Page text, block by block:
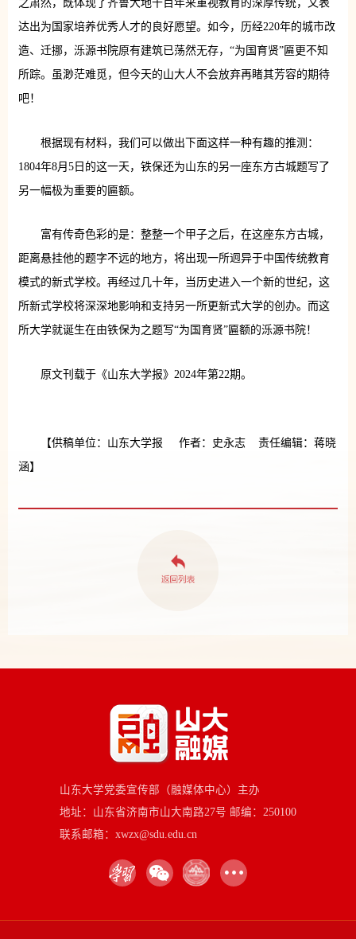
之肃然，既体现了齐鲁大地千百年来重视教育的深厚传统，又表
达出为国家培养优秀人才的良好愿望。如今，历经220年的城市改
造、迁挪，泺源书院原有建筑已荡然无存，“为国育贤”匾更不知
所踪。虽渺茫难觅，但今天的山大人不会放弃再睹其芳容的期待
吧！
根据现有材料，我们可以做出下面这样一种有趣的推测：
1804年8月5日的这一天，铁保还为山东的另一座东方古城题写了
另一幅极为重要的匾额。
富有传奇色彩的是：整整一个甲子之后，在这座东方古城，
距离悬挂他的题字不远的地方，将出现一所迥异于中国传统教育
模式的新式学校。再经过几十年，当历史进入一个新的世纪，这
所新式学校将深深地影响和支持另一所更新式大学的创办。而这
所大学就诞生在由铁保为之题写“为国育贤”匾额的泺源书院！
原文刊载于《山东大学报》2024年第22期。
【供稿单位：山东大学报 作者：史永志 责任编辑：蒋晓
涵】
山东大学党委宣传部（融媒体中心）主办
地址：山东省济南市山大南路27号 邮编：250100
联系邮箱：xwzx@sdu.edu.cn